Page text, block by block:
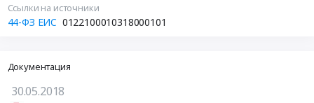
Ссылки на источники
44-ФЗ ЕИС 0122100010318000101
Документация
30.05.2018